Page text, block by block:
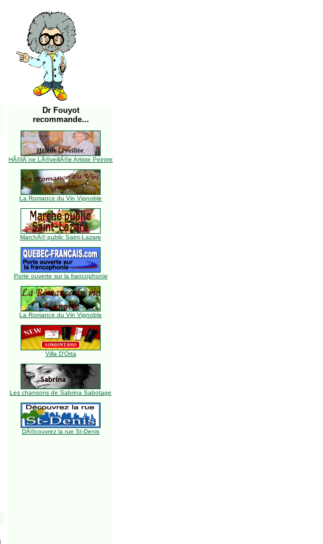
Dr Fouyot
recommande...
HÃ©lÃ¨ne LÃ©veillÃ©e Artiste Peintre
La Romance du Vin Vignoble
MarchÃ© public Saint-Lazare
Porte ouverte sur la francophonie
La Romance du Vin Vignoble
Villa D'Orta
Les chansons de Sabrina Sabotage
DÃ©couvrez la rue St-Denis